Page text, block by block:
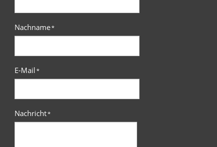
Nachname*
E-Mail*
Nachricht*